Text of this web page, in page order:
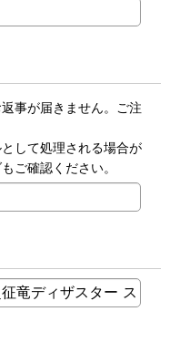
事が届きません。ご注
して処理される場合が
ご確認ください。